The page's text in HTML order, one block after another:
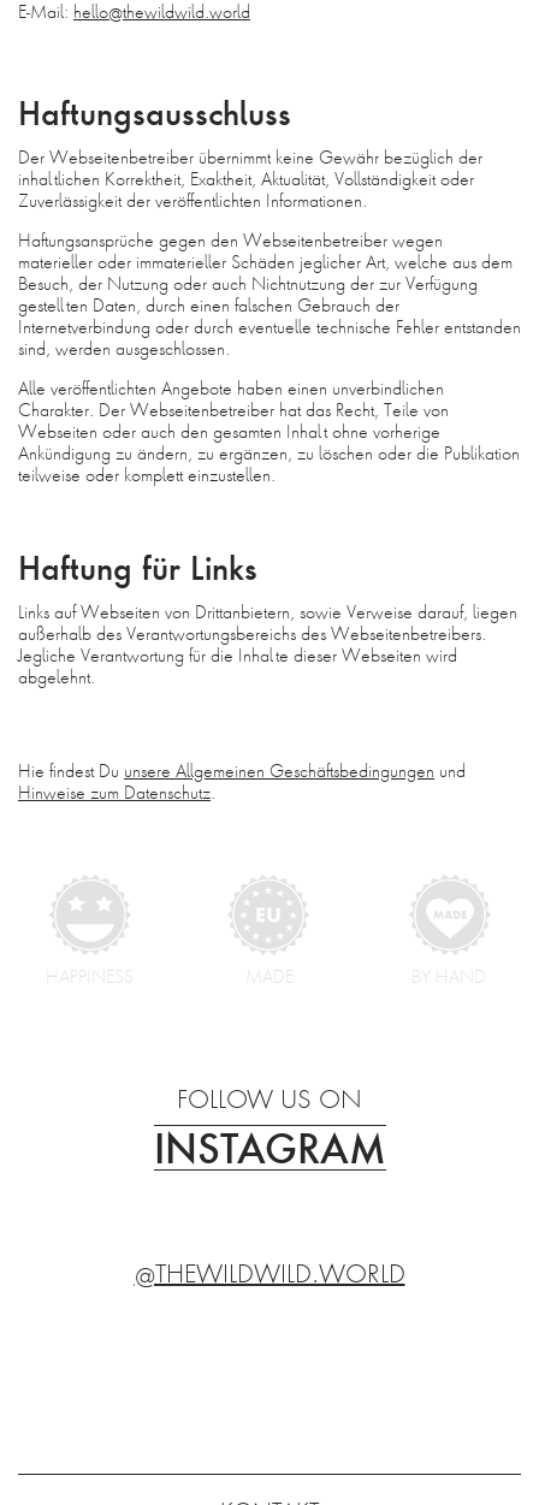
E-Mail: hello@thewildwild.world
Haftungsausschluss
Der Webseitenbetreiber übernimmt keine Gewähr bezüglich der
inhaltlichen Korrektheit, Exaktheit, Aktualität, Vollständigkeit oder
Zuverlässigkeit der veröffentlichten Informationen.
Haftungsansprüche gegen den Webseitenbetreiber wegen
materieller oder immaterieller Schäden jeglicher Art, welche aus dem
Besuch, der Nutzung oder auch Nichtnutzung der zur Verfügung
gestellten Daten, durch einen falschen Gebrauch der
Internetverbindung oder durch eventuelle technische Fehler entstanden
sind, werden ausgeschlossen.
Alle veröffentlichten Angebote haben einen unverbindlichen
Charakter. Der Webseitenbetreiber hat das Recht, Teile von
Webseiten oder auch den gesamten Inhalt ohne vorherige
Ankündigung zu ändern, zu ergänzen, zu löschen oder die Publikation
teilweise oder komplett einzustellen.
Haftung für Links
Links auf Webseiten von Drittanbietern, sowie Verweise darauf, liegen
außerhalb des Verantwortungsbereichs des Webseitenbetreibers.
Jegliche Verantwortung für die Inhalte dieser Webseiten wird
abgelehnt.
Hie findest Du unsere Allgemeinen Geschäftsbedingungen und
Hinweise zum Datenschutz.
HAPPINESS MADE BY HAND
FOLLOW US ON
INSTAGRAM
@THEWILDWILD.WORLD